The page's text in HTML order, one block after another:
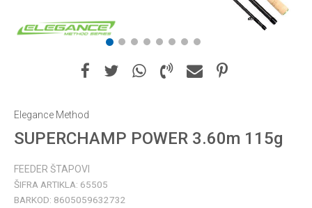
1 2 3 4 5 6 7 8
Elegance Method
SUPERCHAMP POWER 3.60m 115g
FEEDER ŠTAPOVI
ŠIFRA ARTIKLA: 65505
BARKOD: 8605059632732